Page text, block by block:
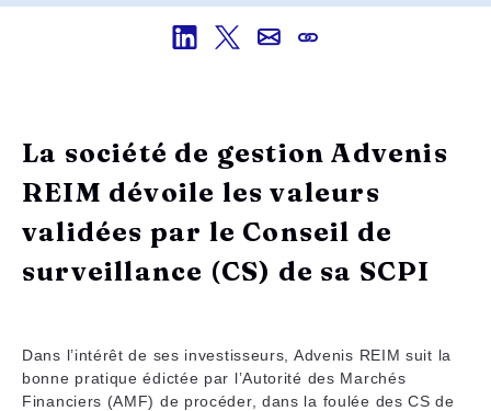
La société de gestion Advenis
REIM dévoile les valeurs
validées par le Conseil de
surveillance (CS) de sa SCPI
Dans l’intérêt de ses investisseurs, Advenis REIM suit la
bonne pratique édictée par l’Autorité des Marchés
Financiers (AMF) de procéder, dans la foulée des CS de